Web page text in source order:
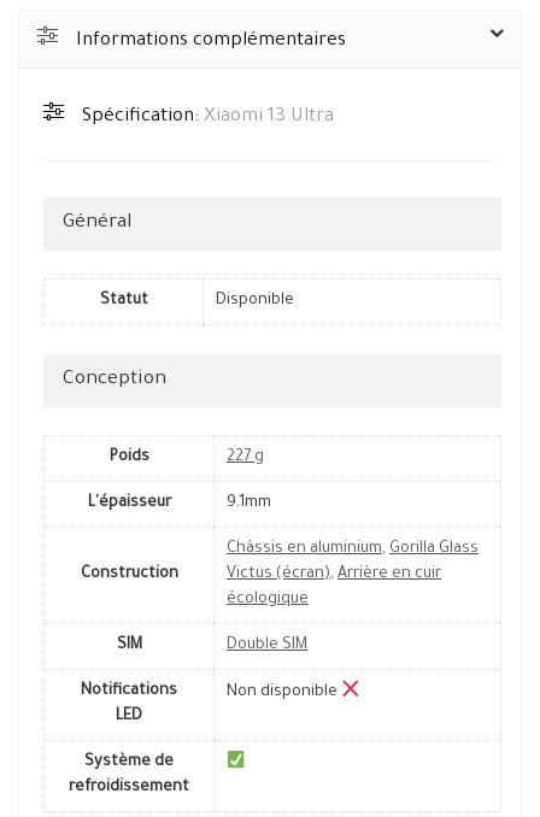
Informations complémentaires
Spécification: Xiaomi 13 Ultra
Général
Statut Disponible
Conception
Poids 227 g
L'épaisseur 9.1mm
Construction
Châssis en aluminium, Gorilla Glass
Victus (écran), Arrière en cuir
écologique
SIM Double SIM
Notifications
LED
Non disponible
Système de
refroidissement